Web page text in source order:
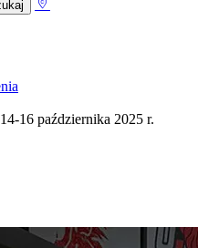
16 października 2025 r.